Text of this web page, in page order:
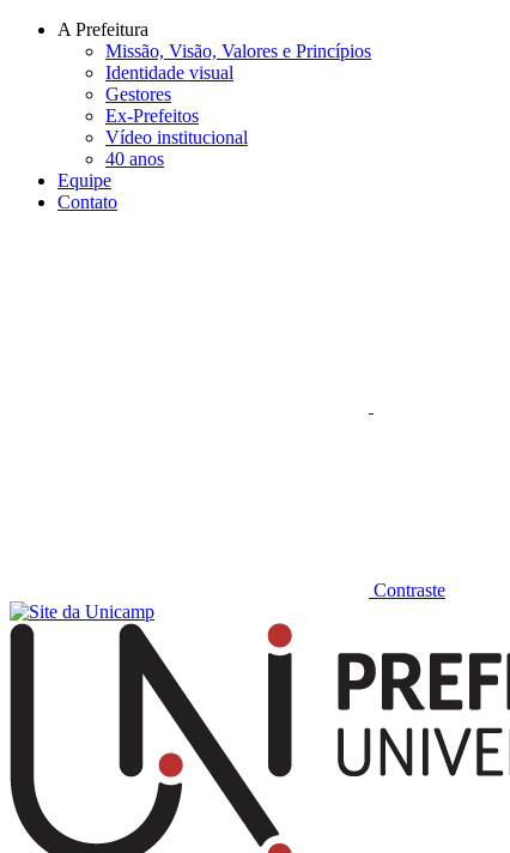
Conteúdo principal
A Prefeitura
Missão, Visão, Valores e Princípios
Identidade visual
Gestores
Ex-Prefeitos
Vídeo institucional
40 anos
Equipe
Contato
Contraste